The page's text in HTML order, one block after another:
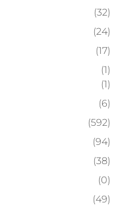
(32)
(24)
(17)
(1)
(1)
(6)
(592)
(94)
(38)
(0)
(49)